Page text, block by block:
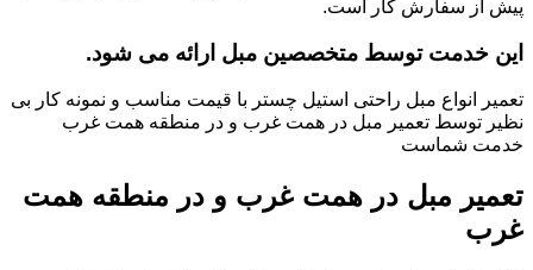
پیش از سفارش کار است.
این خدمت توسط متخصصین مبل ارائه می شود.
تعمیر انواع مبل راحتی استیل چستر با قیمت مناسب و نمونه کار بی
نظیر توسط تعمیر مبل در همت غرب و در منطقه همت غرب
خدمت شماست
تعمیر مبل در همت غرب و در منطقه همت
غرب